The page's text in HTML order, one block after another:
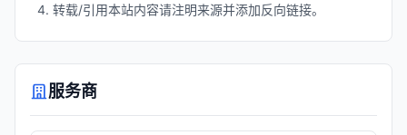
4. 转载/引用本站内容请注明来源并添加反向链接。
服务商